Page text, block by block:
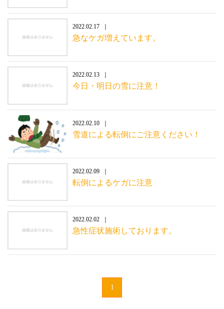
2022.02.17
急なケガ増えています。
2022.02.13
今日・明日の雪に注意！
2022.02.10
雪道による転倒にご注意ください！
2022.02.09
転倒によるケガに注意
2022.02.02
急性症状施術しております。
1